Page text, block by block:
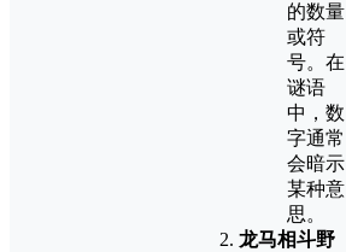
的数量
或符
号。在
谜语
中，数
字通常
会暗示
某种意
思。
龙马相斗野